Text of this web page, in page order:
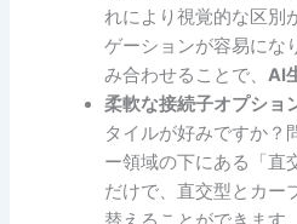
れにより視覚的な区別
ゲーションが容易にな
み合わせることで、AI
柔軟な接続子オプショ
タイルが好みですか？
ー領域の下にある「直
だけで、直交型とカー